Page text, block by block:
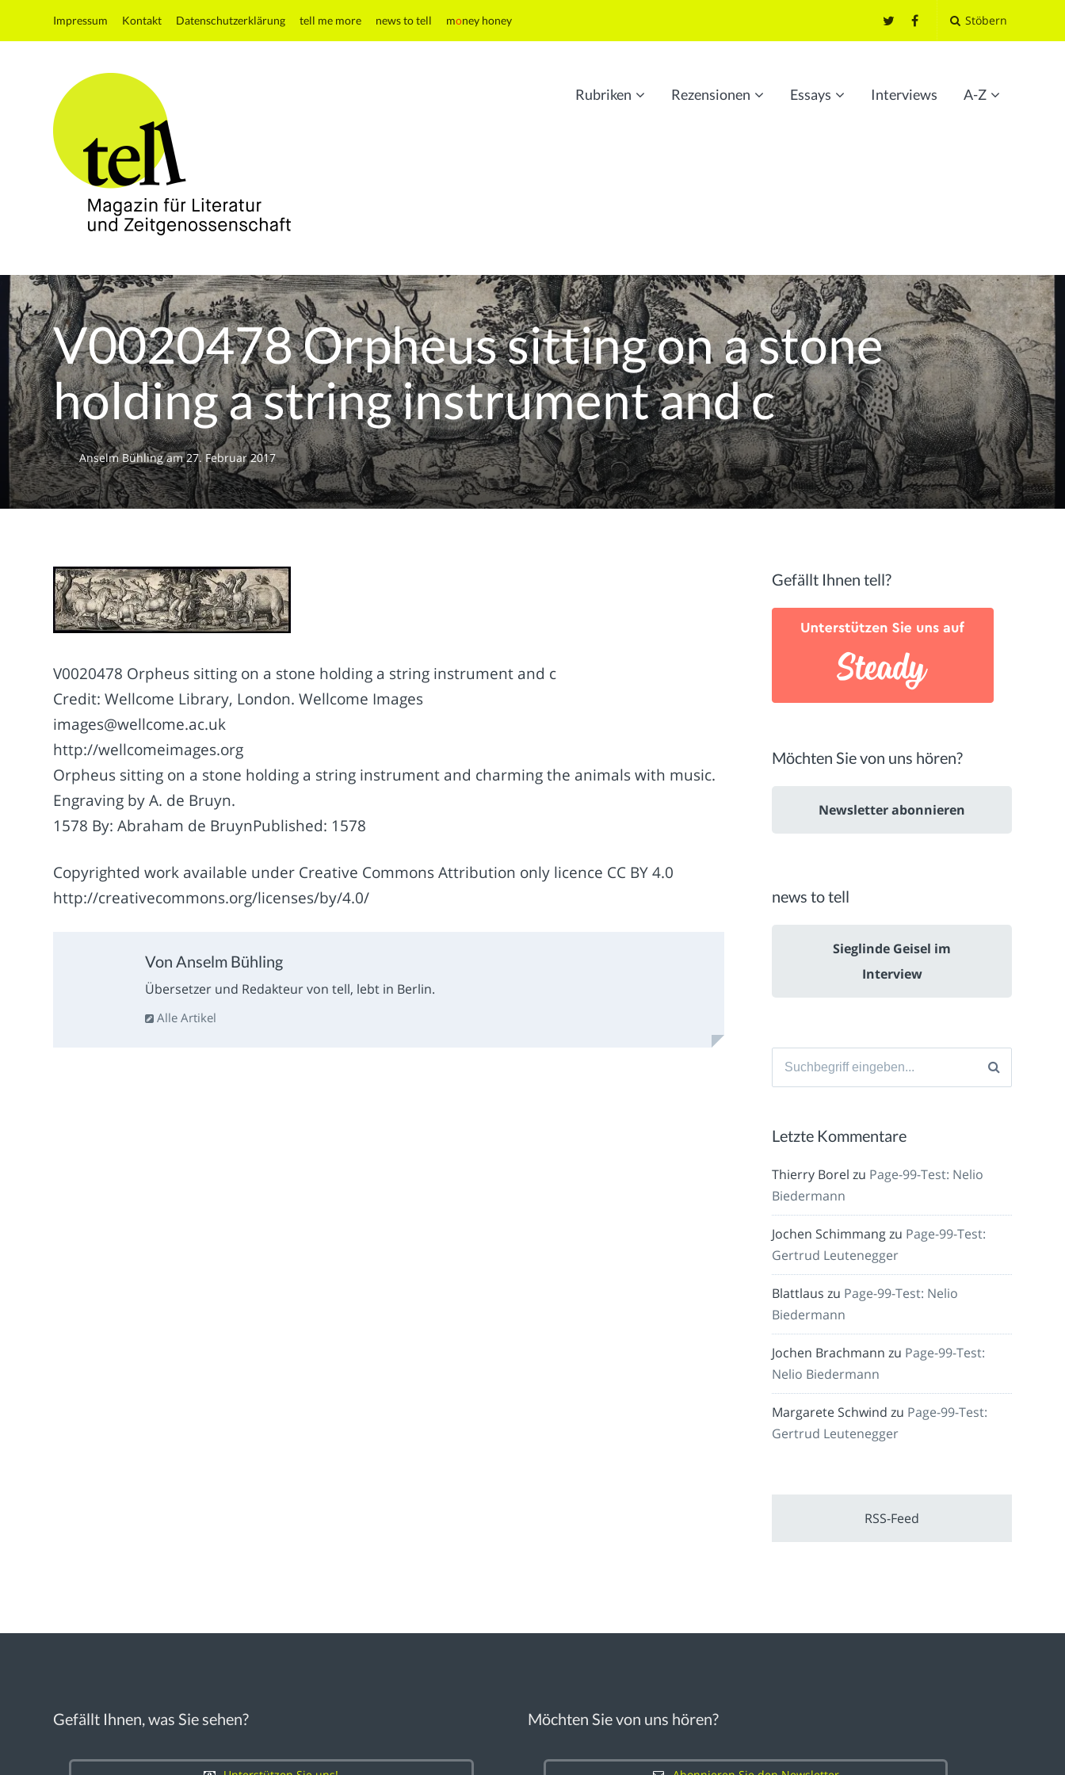
Impressum Kontakt Datenschutzerklärung tell me more news to tell money honey Stöbern
Magazin
für
Literatur
und
Zeitgenossenschaft
Rubriken Rezensionen Essays Interviews A-Z
V0020478 Orpheus sitting on a stone
holding a string instrument and c
Anselm Bühlingam 27. Februar 2017
V0020478 Orpheus sitting on a stone holding a string instrument and c
Credit: Wellcome Library, London. Wellcome Images
images@wellcome.ac.uk
http://wellcomeimages.org
Orpheus sitting on a stone holding a string instrument and charming the animals with music.
Engraving by A. de Bruyn.
1578 By: Abraham de BruynPublished: 1578
Copyrighted work available under Creative Commons Attribution only licence CC BY 4.0
http://creativecommons.org/licenses/by/4.0/
Von Anselm Bühling
Übersetzer und Redakteur von tell, lebt in Berlin.
Alle Artikel
Gefällt Ihnen tell?
Möchten Sie von uns hören?
Newsletter abonnieren
news to tell
Sieglinde Geisel im
Interview
Suche
Letzte Kommentare
Thierry Borel zu Page-99-Test: Nelio
Biedermann
Jochen Schimmangzu Page-99-Test:
Gertrud Leutenegger
Blattlaus zu Page-99-Test: Nelio
Biedermann
Jochen Brachmann zu Page-99-Test:
Nelio Biedermann
Margarete Schwind zu Page-99-Test:
Gertrud Leutenegger
RSS-Feed
Gefällt Ihnen, was Sie sehen? Möchten Sie von uns hören?